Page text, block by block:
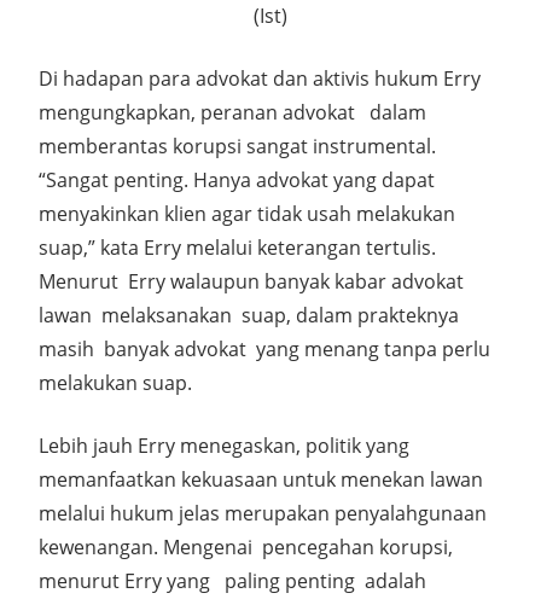
(Ist)
Di hadapan para advokat dan aktivis hukum Erry
mengungkapkan, peranan advokat dalam
memberantas korupsi sangat instrumental.
“Sangat penting. Hanya advokat yang dapat
menyakinkan klien agar tidak usah melakukan
suap,” kata Erry melalui keterangan tertulis.
Menurut Erry walaupun banyak kabar advokat
lawan melaksanakan suap, dalam prakteknya
masih banyak advokat yang menang tanpa perlu
melakukan suap.
Lebih jauh Erry menegaskan, politik yang
memanfaatkan kekuasaan untuk menekan lawan
melalui hukum jelas merupakan penyalahgunaan
kewenangan. Mengenai pencegahan korupsi,
menurut Erry yang paling penting adalah